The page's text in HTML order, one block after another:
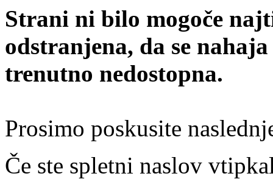
Strani ni bilo mogoče
odstranjena, da se
trenutno nedostopna.
Prosimo poskusite
Če ste spletni naslov